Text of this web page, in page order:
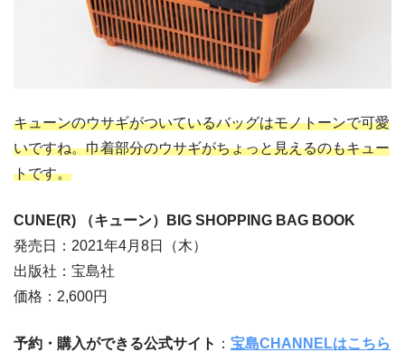
キューンのウサギがついているバッグはモノトーンで可愛
いですね。巾着部分のウサギがちょっと見えるのもキュー
トです。
CUNE(R) （キューン）BIG SHOPPING BAG BOOK
発売日：2021年4月8日（木）
出版社：宝島社
価格：2,600円
予約・購入ができる公式サイト ： 宝島CHANNELはこちら